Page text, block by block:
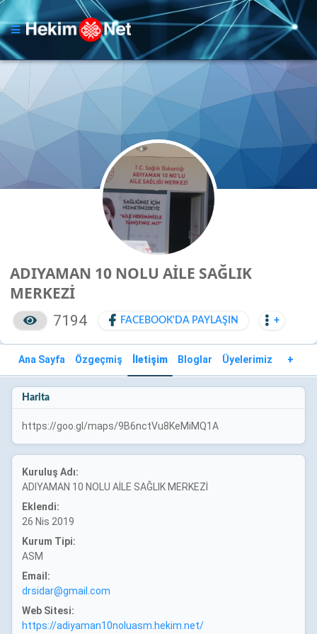
ADIYAMAN 10 NOLU AİLE SAĞLIK
MERKEZİ
7194 FACEBOOK'DA PAYLAŞIN +
Ana Sayfa Özgeçmiş İletişim Bloglar Üyelerimiz +
Harita
https://goo.gl/maps/9B6nctVu8KeMiMQ1A
Kuruluş Adı:
ADIYAMAN 10 NOLU AİLE SAĞLIK MERKEZİ
Eklendi:
26 Nis 2019
Kurum Tipi:
ASM
Email:
drsidar@gmail.com
Web Sitesi:
https://adiyaman10noluasm.hekim.net/